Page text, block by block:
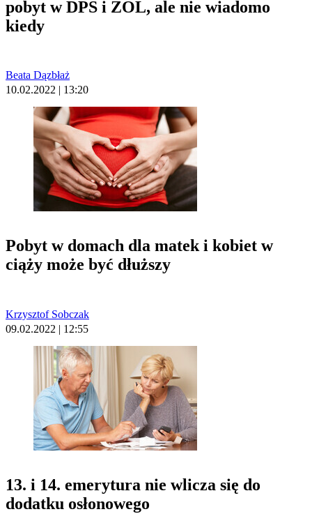
pobyt w DPS i ZOL, ale nie wiadomo
kiedy
Beata Dązbłaż
10.02.2022 | 13:20
Pobyt w domach dla matek i kobiet w
ciąży może być dłuższy
Krzysztof Sobczak
09.02.2022 | 12:55
13. i 14. emerytura nie wlicza się do
dodatku osłonowego